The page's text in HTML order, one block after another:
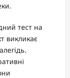
тест на
викликає